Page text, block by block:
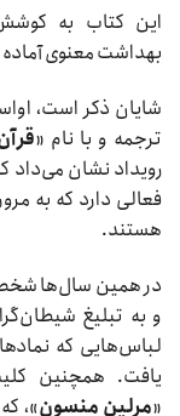
این کتاب به
بهداشت معنوی
شایان ذکر است، اواسط
ترجمه و با نام «
رویداد نشان می‌داد
فعالی دارد که به
هستند.
در همین سال‌ها
و به تبلیغ
لباس‌هایی که
یافت. همچنین
«مرلین منسون»،